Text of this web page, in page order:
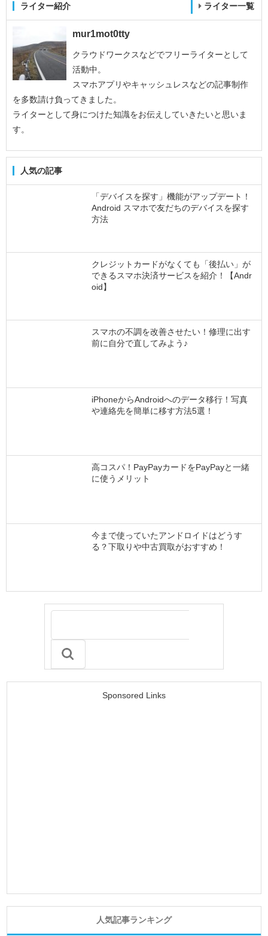
ライター紹介 ライター一覧
mur1mot0tty
クラウドワークスなどでフリーライターとして
活動中。
スマホアプリやキャッシュレスなどの記事制作
を多数請け負ってきました。
ライターとして身につけた知識をお伝えしていきたいと思いま
す。
人気の記事
「デバイスを探す」機能がアップデート！
Android スマホで友だちのデバイスを探す
方法
クレジットカードがなくても「後払い」が
できるスマホ決済サービスを紹介！【Andr
oid】
スマホの不調を改善させたい！修理に出す
前に自分で直してみよう♪
iPhoneからAndroidへのデータ移行！写真
や連絡先を簡単に移す方法5選！
高コスパ！PayPayカードをPayPayと一緒
に使うメリット
今まで使っていたアンドロイドはどうす
る？下取りや中古買取がおすすめ！
Sponsored Links
人気記事ランキング